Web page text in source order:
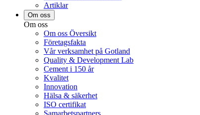
Artiklar
Om oss
Om oss
Om oss Översikt
Företagsfakta
Vår verksamhet på Gotland
Quality & Development Lab
Cement i 150 år
Kvalitet
Innovation
Hälsa & säkerhet
ISO certifikat
Samarbetspartners